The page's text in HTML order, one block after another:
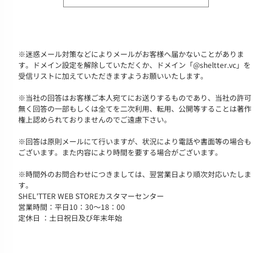
※迷惑メール対策などによりメールがお客様へ届かないことがありま
す。ドメイン設定を解除していただくか、ドメイン「@sheltter.vc」を
受信リストに加えていただきますようお願いいたします。
※当社の回答はお客様ご本人宛てにお送りするものであり、当社の許可
無く回答の一部もしくは全てを二次利用、転用、公開等することは著作
権上認められておりませんのでご遠慮下さい。
※回答は原則メールにて行いますが、状況により電話や書面等の場合も
ございます。また内容により時間を要する場合がございます。
※時間外のお問合わせにつきましては、翌営業日より順次対応いたしま
す。
SHEL'TTER WEB STOREカスタマーセンター
営業時間：平日10：30～18：00
定休日 ：土日祝日及び年末年始